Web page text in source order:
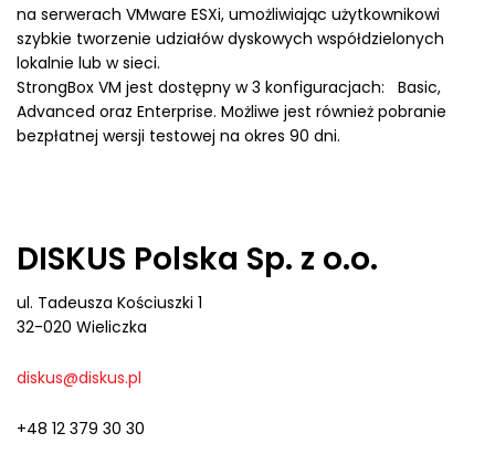
na serwerach VMware ESXi, umożliwiając użytkownikowi
szybkie tworzenie udziałów dyskowych współdzielonych
lokalnie lub w sieci.
StrongBox VM jest dostępny w 3 konfiguracjach: Basic,
Advanced oraz Enterprise. Możliwe jest również pobranie
bezpłatnej wersji testowej na okres 90 dni.
DISKUS Polska Sp. z o.o.
ul. Tadeusza Kościuszki 1
32-020 Wieliczka
diskus@diskus.pl
+48 12 379 30 30